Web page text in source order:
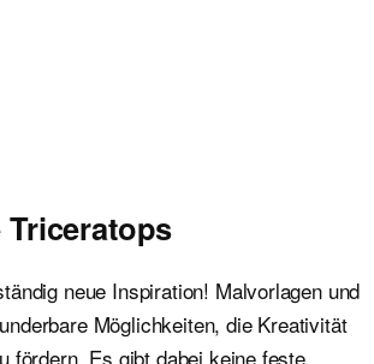
neue Inspiration! Malvorlagen und
Möglichkeiten, die Kreativität
fördern. Es gibt dabei keine feste